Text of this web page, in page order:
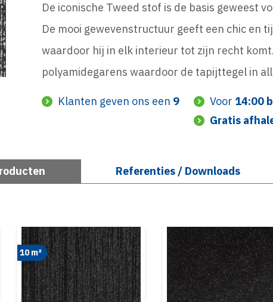
De iconische Tweed stof is de basis geweest
De mooi gewevenstructuur geeft een chic en
waardoor hij in elk interieur tot zijn recht
polyamidegarens waardoor de tapijttegel in
Klanten geven ons een 9 Voor 14:00
Gratis
Referenties / Downloads
10 m²